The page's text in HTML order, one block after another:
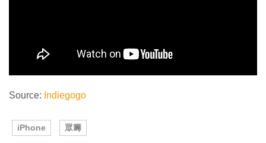
Source: Indiegogo
iPhone 眾籌